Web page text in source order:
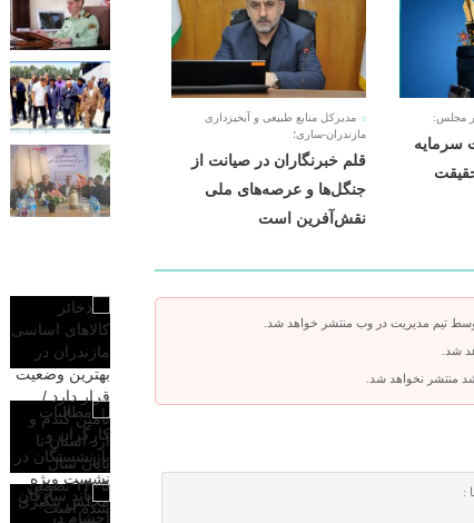
مجلس:
سرمایه
مدیرکل منابع طبیعی و آبخیزداری
مازندران-ساری؛
قلم خبرنگاران در صیانت از
جنگل‌ها و عرصه‌های ملی
نقش‌آفرین است
تیم مدیریت در وب منتشر خواهد شد.
شد.
منتشر نخواهد شد.